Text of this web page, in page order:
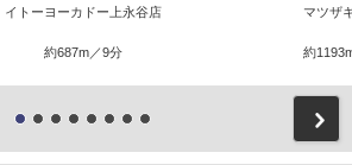
イトーヨーカドー上永谷店
約687m／9分
マツザ
約